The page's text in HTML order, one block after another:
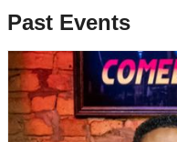
Past Events